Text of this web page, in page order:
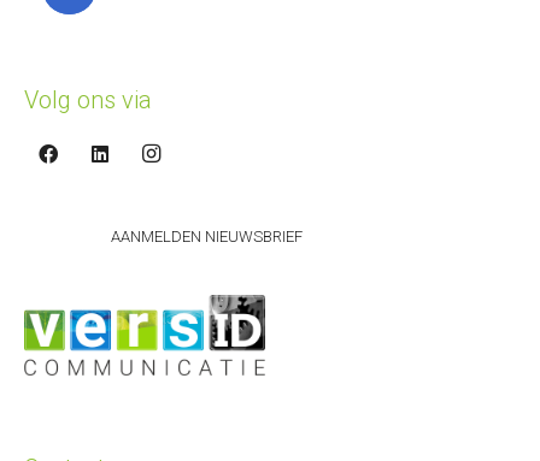
Volg ons via
AANMELDEN NIEUWSBRIEF